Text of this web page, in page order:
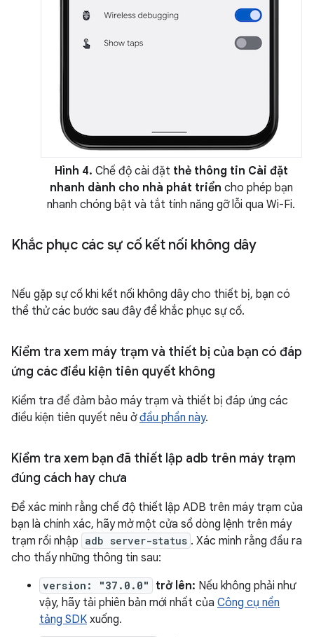
Hình 4. Chế độ cài đặt thẻ thông tin Cài đặt
nhanh dành cho nhà phát triển cho phép bạn
nhanh chóng bật và tắt tính năng gỡ lỗi qua Wi-Fi.
Khắc phục các sự cố kết nối không dây
Nếu gặp sự cố khi kết nối không dây cho thiết bị, bạn có
thể thử các bước sau đây để khắc phục sự cố.
Kiểm tra xem máy trạm và thiết bị của bạn có đáp
ứng các điều kiện tiên quyết không
Kiểm tra để đảm bảo máy trạm và thiết bị đáp ứng các
điều kiện tiên quyết nêu ởđầu phần này.
Kiểm tra xem bạn đã thiết lập adb trên máy trạm
đúng cách hay chưa
Để xác minh rằng chế độ thiết lập ADB trên máy trạm của
bạn là chính xác, hãy mở một cửa sổ dòng lệnh trên máy
trạm rồi nhập adb server-status . Xác minh rằng đầu ra
cho thấy những thông tin sau:
version: "37.0.0" trở lên: Nếu không phải như
vậy, hãy tải phiên bản mới nhất của Công cụ nền
tảng SDK xuống.